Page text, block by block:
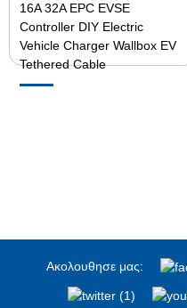
16A 32A EPC EVSE
Controller DIY Electric
Vehicle Charger Wallbox EV
Tethered Cable
Ακολουθησε μας: